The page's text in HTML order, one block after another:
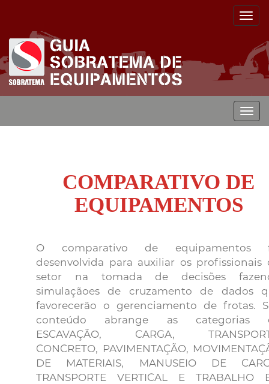
COMPARATIVO DE
EQUIPAMENTOS
O comparativo de equipamentos
desenvolvida para auxiliar os profissionais
setor na tomada de decisões
simulaçãoes de cruzamento de dados
favorecerão o gerenciamento de frotas.
conteúdo abrange as categorias
ESCAVAÇÃO, CARGA,
CONCRETO, PAVIMENTAÇÃO,
DE MATERIAIS, MANUSEIO DE
TRANSPORTE VERTICAL E TRABALHO